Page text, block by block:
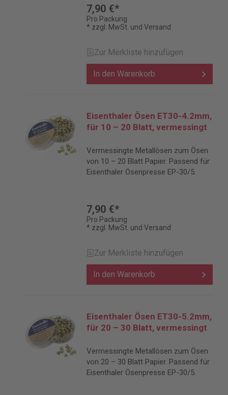
7,90 €*
Pro Packung
* zzgl. MwSt. und Versand
Zur Merkliste hinzufügen
In den Warenkorb
Eisenthaler Ösen ET30-4.2mm,
für 10 – 20 Blatt, vermessingt
Vermessingte Metallösen zum Ösen
von 10 – 20 Blatt Papier. Passend für
Eisenthaler Ösenpresse EP-30/5.
7,90 €*
Pro Packung
* zzgl. MwSt. und Versand
Zur Merkliste hinzufügen
In den Warenkorb
Eisenthaler Ösen ET30-5.2mm,
für 20 – 30 Blatt, vermessingt
Vermessingte Metallösen zum Ösen
von 20 – 30 Blatt Papier. Passend für
Eisenthaler Ösenpresse EP-30/5.